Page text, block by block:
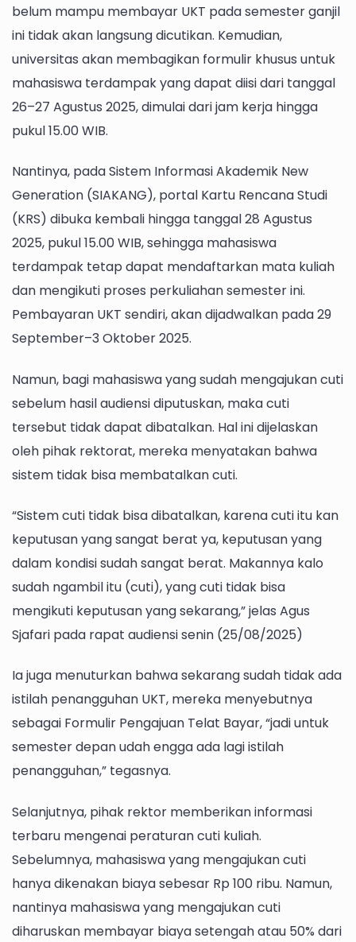
belum mampu membayar UKT pada semester ganjil
ini tidak akan langsung dicutikan. Kemudian,
universitas akan membagikan formulir khusus untuk
mahasiswa terdampak yang dapat diisi dari tanggal
26–27 Agustus 2025, dimulai dari jam kerja hingga
pukul 15.00 WIB.
Nantinya, pada Sistem Informasi Akademik New
Generation (SIAKANG), portal Kartu Rencana Studi
(KRS) dibuka kembali hingga tanggal 28 Agustus
2025, pukul 15.00 WIB, sehingga mahasiswa
terdampak tetap dapat mendaftarkan mata kuliah
dan mengikuti proses perkuliahan semester ini.
Pembayaran UKT sendiri, akan dijadwalkan pada 29
September–3 Oktober 2025.
Namun, bagi mahasiswa yang sudah mengajukan cuti
sebelum hasil audiensi diputuskan, maka cuti
tersebut tidak dapat dibatalkan. Hal ini dijelaskan
oleh pihak rektorat, mereka menyatakan bahwa
sistem tidak bisa membatalkan cuti.
“Sistem cuti tidak bisa dibatalkan, karena cuti itu kan
keputusan yang sangat berat ya, keputusan yang
dalam kondisi sudah sangat berat. Makannya kalo
sudah ngambil itu (cuti), yang cuti tidak bisa
mengikuti keputusan yang sekarang,” jelas Agus
Sjafari pada rapat audiensi senin (25/08/2025)
Ia juga menuturkan bahwa sekarang sudah tidak ada
istilah penangguhan UKT, mereka menyebutnya
sebagai Formulir Pengajuan Telat Bayar, “jadi untuk
semester depan udah engga ada lagi istilah
penangguhan,” tegasnya.
Selanjutnya, pihak rektor memberikan informasi
terbaru mengenai peraturan cuti kuliah.
Sebelumnya, mahasiswa yang mengajukan cuti
hanya dikenakan biaya sebesar Rp 100 ribu. Namun,
nantinya mahasiswa yang mengajukan cuti
diharuskan membayar biaya setengah atau 50% dari